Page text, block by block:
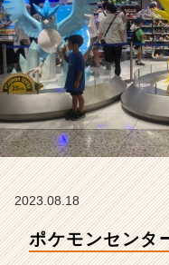
t
e
g
r
a
i
o
n
ム
ラ
2023.08.18
ポケモンセン